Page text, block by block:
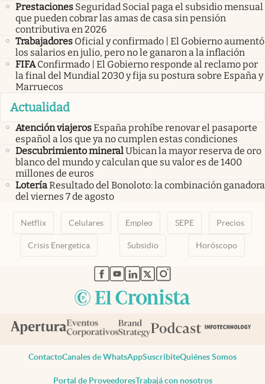
Prestaciones Seguridad Social paga el subsidio mensual
que pueden cobrar las amas de casa sin pensión
contributiva en 2026
Trabajadores Oficial y confirmado | El Gobierno aumentó
los salarios en julio, pero no le ganaron a la inflación
FIFA Confirmado | El Gobierno responde al reclamo por
la final del Mundial 2030 y fija su postura sobre España y
Marruecos
Actualidad
Atención viajerosEspaña prohíbe renovar el pasaporte
español a los que ya no cumplen estas condiciones
Descubrimiento mineralUbican la mayor reserva de oro
blanco del mundo y calculan que su valor es de 1400
millones de euros
LoteríaResultado del Bonoloto: la combinación ganadora
del viernes 7 de agosto
Netflix Celulares Empleo SEPE Precios
Crisis Energetica Subsidio Horóscopo
abre en nueva pestaña
abre en nueva pestaña
abre en nueva pestaña
abre en nueva pestaña
abre en nueva pestaña
ContactoCanales de WhatsAppSuscribiteQuiénes Somos
Portal de ProveedoresTrabajá con nosotros